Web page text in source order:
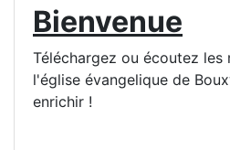
Bienvenue
Téléchargez ou écoutez les
l'église évangelique de
enrichir !